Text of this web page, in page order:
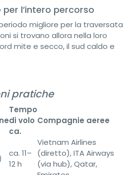
l’intero percorso
migliore per la traversata
si trovano allora nella loro
mite e secco, il sud caldo e
pratiche
Tempo
di volo
ca.
Compagnie aeree
ca. 11–
12 h
Vietnam Airlines
(diretto), ITA Airways
(via hub), Qatar,